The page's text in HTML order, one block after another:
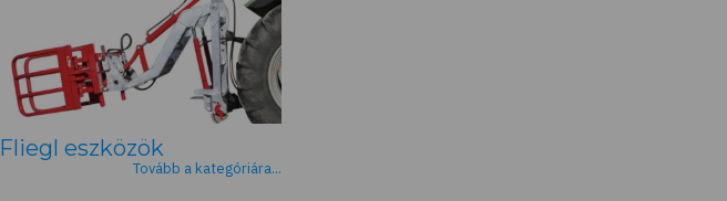
Fliegl eszközök
Tovább a kategóriára...